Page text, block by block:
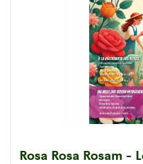
Rosa Rosa Rosam -